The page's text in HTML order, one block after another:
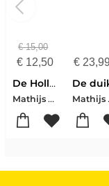
€15,00
€12,50
De Hollander
Mathijs Deen
€23,99